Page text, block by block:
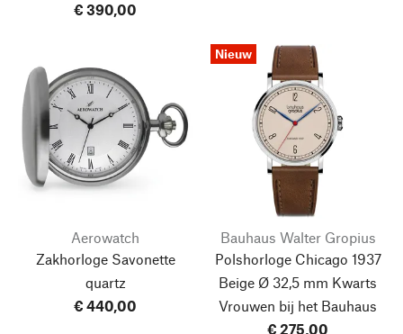
€ 390,00
Aerowatch
Zakhorloge Savonette
quartz
€ 440,00
Nieuw
Bauhaus Walter Gropius
Polshorloge Chicago 1937
Beige Ø 32,5 mm Kwarts
Vrouwen bij het Bauhaus
€ 275,00